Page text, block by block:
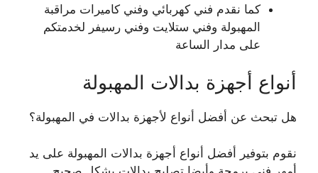
كما نقدم فني كهربائي وفني كاميرات مراقبة
المهبولة وفني ستلايت وفني رسيفر لخدمتكم
على مدار الساعة
أنواع أجهزة بدالات المهبولة
هل تبحث عن أفضل أنواع لأجهزة بدالات في المهبولة؟
نقوم بتوفير أفضل أنواع أجهزة بدالات المهبولة على يد